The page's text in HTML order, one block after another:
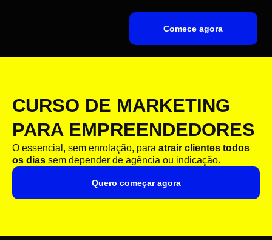
Comece agora
CURSO DE MARKETING
PARA EMPREENDEDORES
O essencial, sem enrolação, para atrair clientes todos
os dias sem depender de agência ou indicação.
Quero começar agora